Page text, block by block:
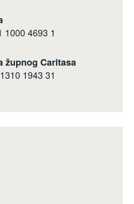
1000 4693 1
župnog Caritasa
1943 31